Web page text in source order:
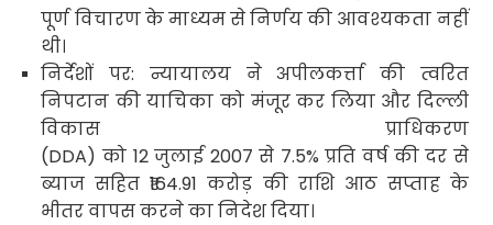
पूर्ण विचारण के माध्यम से निर्णय की आवश्यकता नहीं
थी।
निर्देशों पर: न्यायालय ने अपीलकर्त्ता की त्वरित
निपटान की याचिका को मंजूर कर लिया और दिल्ली
विकास प्राधिकरण
(DDA) को 12जुलाई2007से 7.5%प्रति वर्ष की दर से
ब्याज सहित₹164.91करोड़ की राशि आठ सप्ताह के
भीतर वापस करने का निदेश दिया।